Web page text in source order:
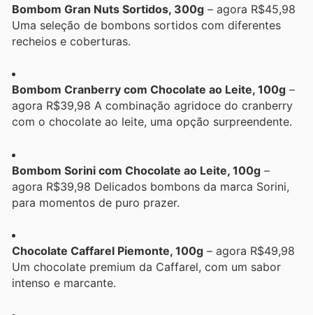
Bombom Gran Nuts Sortidos, 300g – agora R$45,98
Uma seleção de bombons sortidos com diferentes
recheios e coberturas.
Bombom Cranberry com Chocolate ao Leite, 100g –
agora R$39,98 A combinação agridoce do cranberry
com o chocolate ao leite, uma opção surpreendente.
Bombom Sorini com Chocolate ao Leite, 100g –
agora R$39,98 Delicados bombons da marca Sorini,
para momentos de puro prazer.
Chocolate Caffarel Piemonte, 100g – agora R$49,98
Um chocolate premium da Caffarel, com um sabor
intenso e marcante.